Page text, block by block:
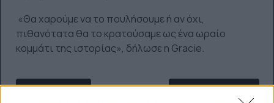
«Θα χαρούμε να το πουλήσουμε ή αν όχι,
πιθανότατα θα το κρατούσαμε ως ένα ωραίο
κομμάτι της ιστορίας», δήλωσε η Gracie.
ΠΡΟΗΓΟΎΜΕΝΟ ΆΡΘΡΟ: ΞΕΚΑΡΔΙΣΤΙΚΆ MEMES
ΕΠΌΜΕΝΟ